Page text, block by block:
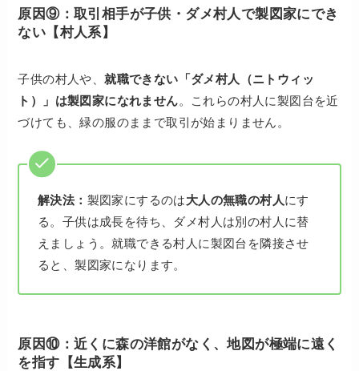
原因⑨：取引相手が子供・ダメ村人で製図家にでき
ない【村人系】
子供の村人や、就職できない「ダメ村人（ニトウィッ
ト）」は製図家になれません。これらの村人に製図台を近
づけても、緑の服のままで取引が始まりません。
解決法： 製図家にするのは大人の無職の村人にす
る。子供は成長を待ち、ダメ村人は別の村人に替
えましょう。就職できる村人に製図台を隣接させ
ると、製図家になります。
原因⑩：近くに森の洋館がなく、地図が極端に遠く
を指す【生成系】